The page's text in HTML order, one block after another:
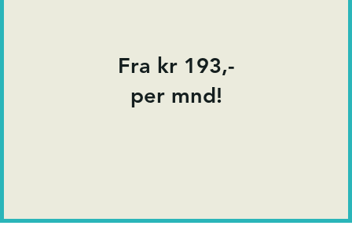
Fra kr 193,-
per mnd!